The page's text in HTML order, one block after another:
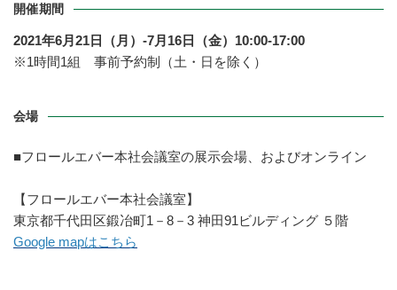
開催期間
2021年6月21日（月）-7月16日（金）10:00-17:00
※1時間1組 事前予約制（土・日を除く）
会場
■フロールエバー本社会議室の展示会場、およびオンライン
【フロールエバー本社会議室】
東京都千代田区鍛冶町1－8－3 神田91ビルディング ５階
Google mapはこちら